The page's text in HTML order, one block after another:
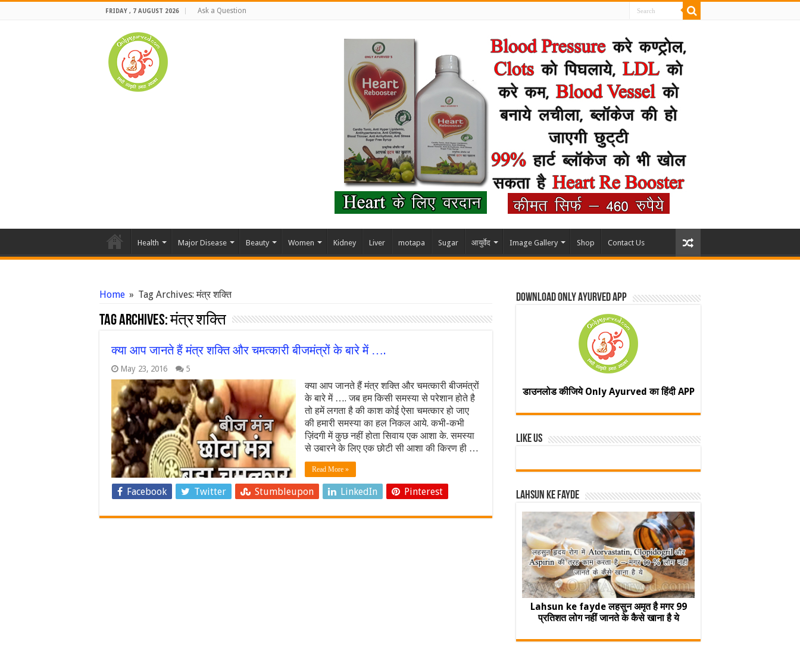
FRIDAY , 7 AUGUST 2026 Ask a Question
Health Major Disease Beauty Women Kidney Liver motapa Sugar आयुर्वेद Image Gallery Shop Contact Us
Home » Tag Archives: मंत्र शक्ति
Tag Archives:मंत्र शक्ति
क्या आप जानते हैं मंत्र शक्ति और चमत्कारी बीजमंत्रों के बारे में ….
May 23, 2016 5
क्या आप जानते हैं मंत्र शक्ति और चमत्कारी बीजमंत्रों
के बारे में …. जब हम किसी समस्या से परेशान होते है
तो हमें लगता है की काश कोई ऐसा चमत्कार हो जाए
की हमारी समस्या का हल निकल आये. कभी-कभी
ज़िंदगी में कुछ नहीं होता सिवाय एक आशा के. समस्या
से उबारने के लिए एक छोटी सी आशा की किरण ही …
Read More »
Facebook Twitter Stumbleupon LinkedIn Pinterest
Download Only Ayurved App
डाउनलोड कीजिये Only Ayurved का हिंदी APP
Like Us
Lahsun ke fayde
Lahsun ke fayde लहसुन अमृत है मगर 99
प्रतिशत लोग नहीं जानते के कैसे खाना है ये